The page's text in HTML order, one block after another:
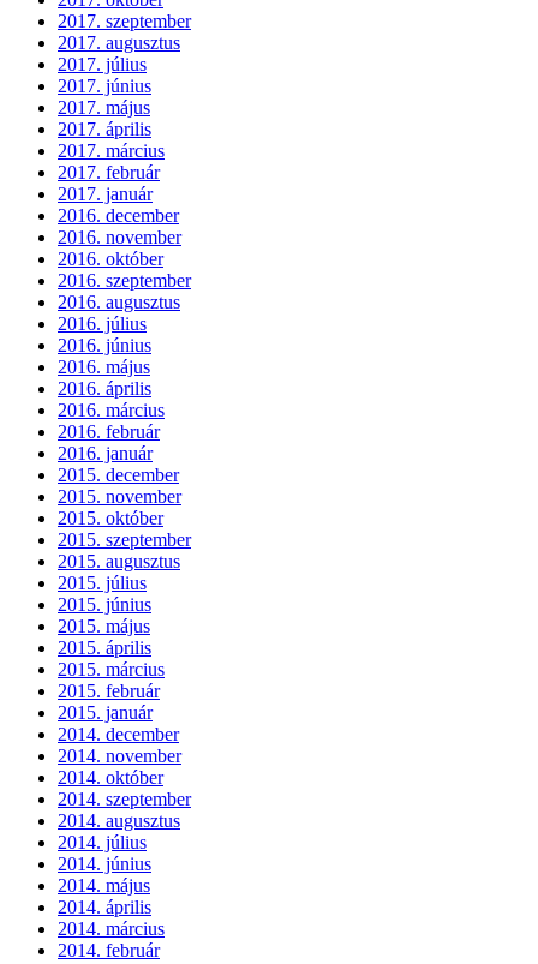
2017. szeptember
2017. augusztus
2017. július
2017. június
2017. május
2017. április
2017. március
2017. február
2017. január
2016. december
2016. november
2016. október
2016. szeptember
2016. augusztus
2016. július
2016. június
2016. május
2016. április
2016. március
2016. február
2016. január
2015. december
2015. november
2015. október
2015. szeptember
2015. augusztus
2015. július
2015. június
2015. május
2015. április
2015. március
2015. február
2015. január
2014. december
2014. november
2014. október
2014. szeptember
2014. augusztus
2014. július
2014. június
2014. május
2014. április
2014. március
2014. február